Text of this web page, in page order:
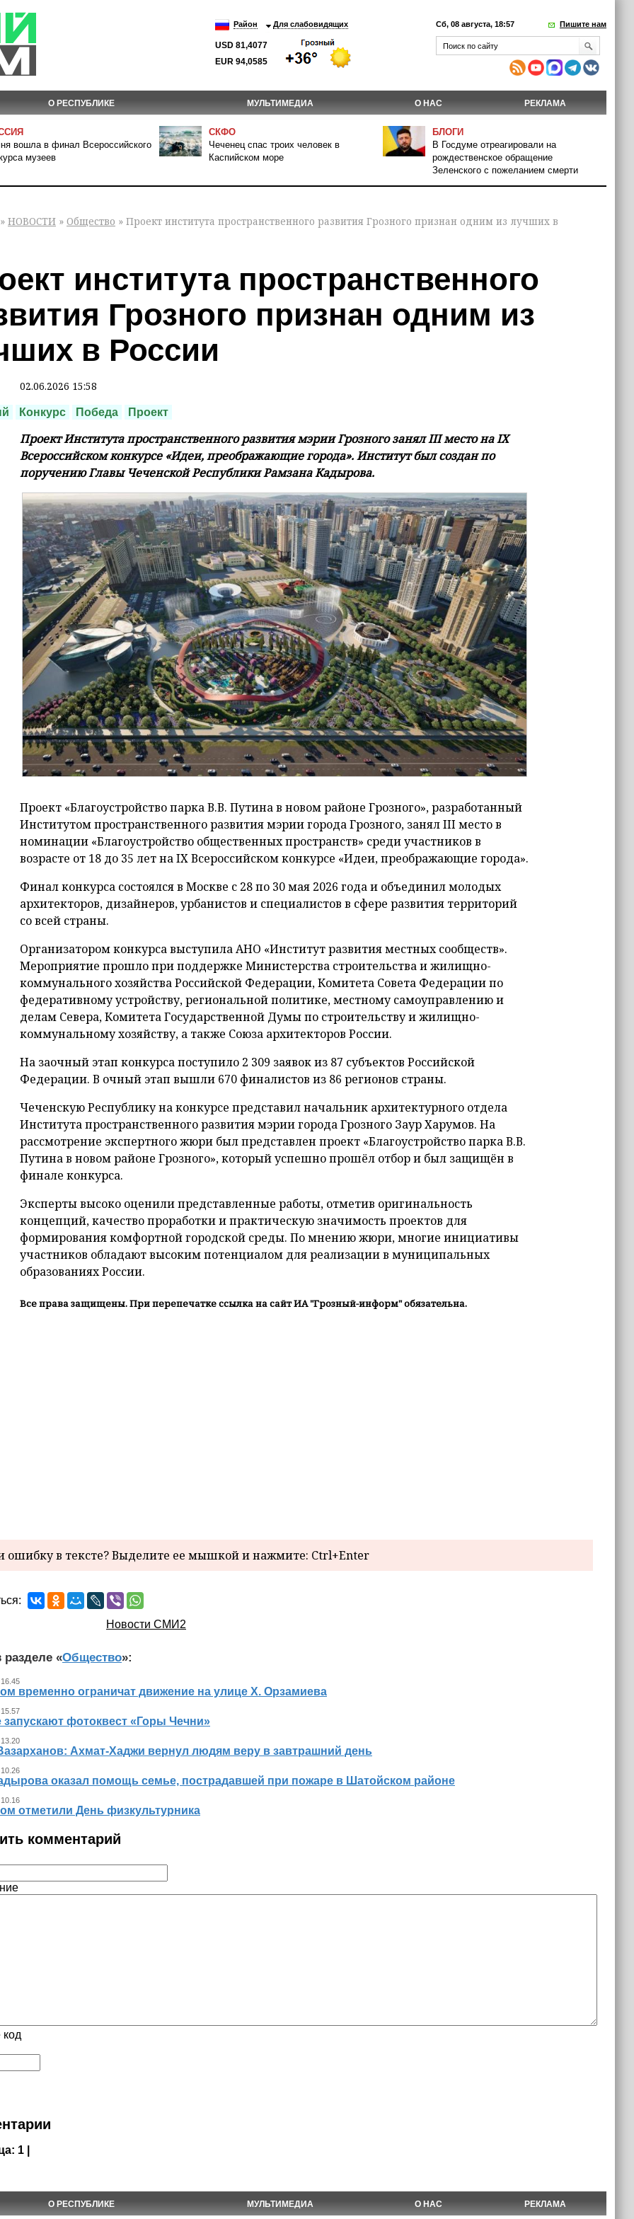
Район Для слабовидящих
USD 81,4077
EUR 94,0585
Сб, 08 августа, 18:57 Пишите нам
О РЕСПУБЛИКЕ МУЛЬТИМЕДИА О НАС РЕКЛАМА
вошла в финал Всероссийского
музеев
СКФО
Чеченец спас троих человек в
Каспийском море
БЛОГИ
В Госдуме отреагировали на
рождественское обращение
Зеленского с пожеланием смерти
» НОВОСТИ » Общество » Проект института пространственного развития Грозного признан одним из лучших в
института пространственного
Грозного признан одним из
в России
02.06.2026 15:58
Конкурс Победа Проект
Проект Института пространственного развития мэрии Грозного занял III место на IX
Всероссийском конкурсе «Идеи, преображающие города». Институт был создан по
поручению Главы Чеченской Республики Рамзана Кадырова.
Проект «Благоустройство парка В.В. Путина в новом районе Грозного», разработанный
Институтом пространственного развития мэрии города Грозного, занял III место в
номинации «Благоустройство общественных пространств» среди участников в
возрасте от 18 до 35 лет на IX Всероссийском конкурсе «Идеи, преображающие города».
Финал конкурса состоялся в Москве с 28 по 30 мая 2026 года и объединил молодых
архитекторов, дизайнеров, урбанистов и специалистов в сфере развития территорий
со всей страны.
Организатором конкурса выступила АНО «Институт развития местных сообществ».
Мероприятие прошло при поддержке Министерства строительства и жилищно-
коммунального хозяйства Российской Федерации, Комитета Совета Федерации по
федеративному устройству, региональной политике, местному самоуправлению и
делам Севера, Комитета Государственной Думы по строительству и жилищно-
коммунальному хозяйству, а также Союза архитекторов России.
На заочный этап конкурса поступило 2 309 заявок из 87 субъектов Российской
Федерации. В очный этап вышли 670 финалистов из 86 регионов страны.
Чеченскую Республику на конкурсе представил начальник архитектурного отдела
Института пространственного развития мэрии города Грозного Заур Харумов. На
рассмотрение экспертного жюри был представлен проект «Благоустройство парка В.В.
Путина в новом районе Грозного», который успешно прошёл отбор и был защищён в
финале конкурса.
Эксперты высоко оценили представленные работы, отметив оригинальность
концепций, качество проработки и практическую значимость проектов для
формирования комфортной городской среды. По мнению жюри, многие инициативы
участников обладают высоким потенциалом для реализации в муниципальных
образованиях России.
Все права защищены. При перепечатке ссылка на сайт ИА "Грозный-информ" обязательна.
в тексте? Выделите ее мышкой и нажмите: Ctrl+Enter
Новости СМИ2
разделе «Общество»:
временно ограничат движение на улице Х. Орзамиева
запускают фотоквест «Горы Чечни»
Ахмат-Хаджи вернул людям веру в завтрашний день
оказал помощь семье, пострадавшей при пожаре в Шатойском районе
отметили День физкультурника
комментарий
код
1 |
О РЕСПУБЛИКЕ МУЛЬТИМЕДИА О НАС РЕКЛАМА